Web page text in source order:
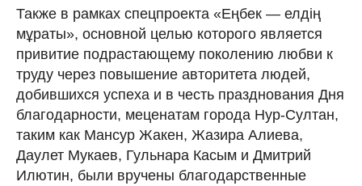
Также в рамках спецпроекта «Еңбек — елдің
мұраты», основной целью которого является
привитие подрастающему поколению любви к
труду через повышение авторитета людей,
добившихся успеха и в честь празднования Дня
благодарности, меценатам города Нур-Султан,
таким как Мансур Жакен, Жазира Алиева,
Даулет Мукаев, Гульнара Касым и Дмитрий
Илютин, были вручены благодарственные